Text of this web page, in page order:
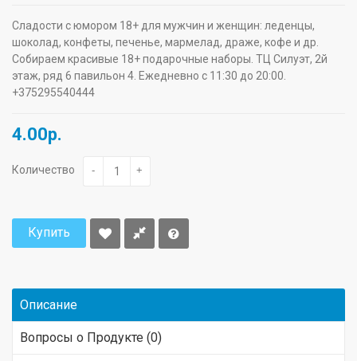
Сладости с юмором 18+ для мужчин и женщин: леденцы,
шоколад, конфеты, печенье, мармелад, драже, кофе и др.
Собираем красивые 18+ подарочные наборы. ТЦ Силуэт, 2й
этаж, ряд 6 павильон 4. Ежедневно с 11:30 до 20:00.
+375295540444
4.00р.
Количество - +
Купить
Описание
Вопросы о Продукте (0)